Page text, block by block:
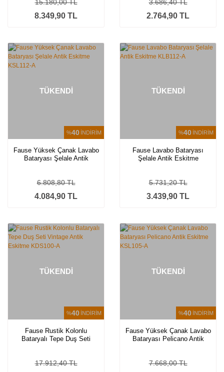
8.349,90 TL
15.180,00 TL
2.764,90 TL
3.686,40 TL
%40 İNDİRİM
TÜKENDİ
Fause Yüksek Çanak Lavabo
Bataryası Şelale Antik
4.084,90 TL
6.808,80 TL
%40 İNDİRİM
TÜKENDİ
Fause Lavabo Bataryası
Şelale Antik Eskitme
3.439,90 TL
5.731,20 TL
%40 İNDİRİM
TÜKENDİ
Fause Rustik Kolonlu
Bataryalı Tepe Duş Seti
17.912,40 TL
%40 İNDİRİM
TÜKENDİ
Fause Yüksek Çanak Lavabo
Bataryası Pelicano Antik
7.668,00 TL